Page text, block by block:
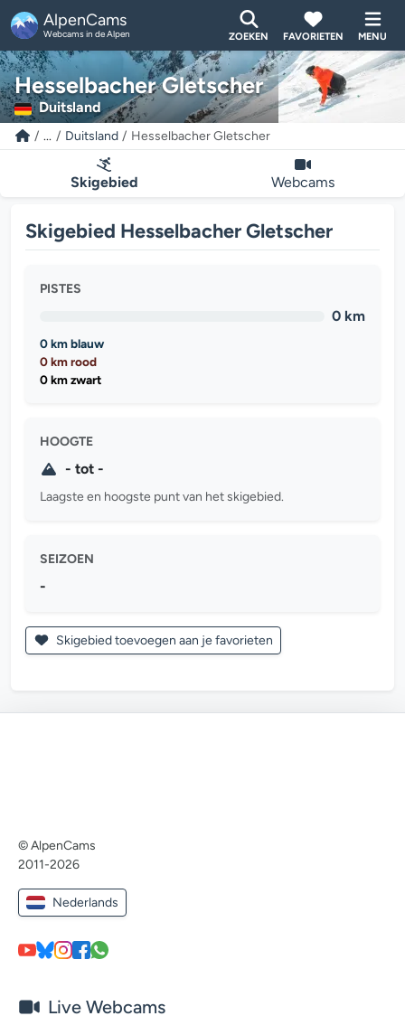
AlpenCams
Webcams in de Alpen ZOEKEN FAVORIETEN MENU
Hesselbacher Gletscher
Duitsland
... Duitsland Hesselbacher Gletscher
Skigebied Webcams
Skigebied Hesselbacher Gletscher
PISTES
0 km
0 km blauw
0 km rood
0 km zwart
HOOGTE
- tot -
Laagste en hoogste punt van het skigebied.
SEIZOEN
-
Skigebied toevoegen aan je favorieten
© AlpenCams
2011-2026
Nederlands
Live Webcams